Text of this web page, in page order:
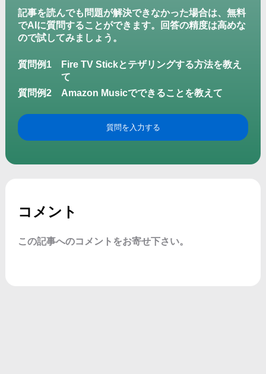
記事を読んでも問題が解決できなかった場合は、無料
でAIに質問することができます。回答の精度は高めな
ので試してみましょう。
質問例1
Fire TV Stickとテザリングする方法を教え
て
質問例2
Amazon Musicでできることを教えて
質問を入力する
コメント
この記事へのコメントをお寄せ下さい。